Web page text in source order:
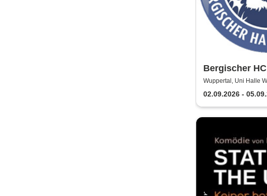
Bergischer
Bundesliga
Wuppertal, Uni Halle
02.09.2026 -